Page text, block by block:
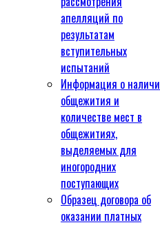
апелляций по
результатам
вступительных
испытаний
Информация о
общежития и
количестве мест в
общежитиях,
выделяемых для
иногородних
поступающих
Образец договора об
оказании платных